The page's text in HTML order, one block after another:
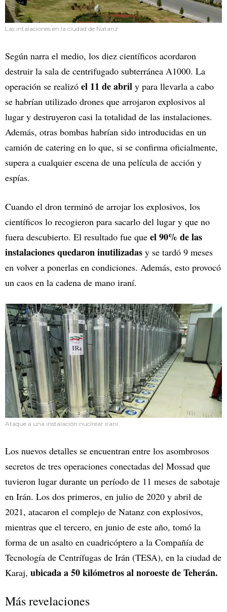
Las intalaciones en la ciudad de Natanz
Según narra el medio, los diez científicos acordaron
destruir la sala de centrifugado subterránea A1000. La
operación se realizó el 11 de abril y para llevarla a cabo
se habrían utilizado drones que arrojaron explosivos al
lugar y destruyeron casi la totalidad de las instalaciones.
Además, otras bombas habrían sido introducidas en un
camión de catering en lo que, si se confirma oficialmente,
supera a cualquier escena de una película de acción y
espías.
Cuando el dron terminó de arrojar los explosivos, los
científicos lo recogieron para sacarlo del lugar y que no
fuera descubierto. El resultado fue que el 90% de las
instalaciones quedaron inutilizadas y se tardó 9 meses
en volver a ponerlas en condiciones. Además, esto provocó
un caos en la cadena de mano iraní.
Ataque a una instalación nuclrear iraní
Los nuevos detalles se encuentran entre los asombrosos
secretos de tres operaciones conectadas del Mossad que
tuvieron lugar durante un período de 11 meses de sabotaje
en Irán. Los dos primeros, en julio de 2020 y abril de
2021, atacaron el complejo de Natanz con explosivos,
mientras que el tercero, en junio de este año, tomó la
forma de un asalto en cuadricóptero a la Compañía de
Tecnología de Centrífugas de Irán (TESA), en la ciudad de
Karaj, ubicada a 50 kilómetros al noroeste de Teherán.
Más revelaciones